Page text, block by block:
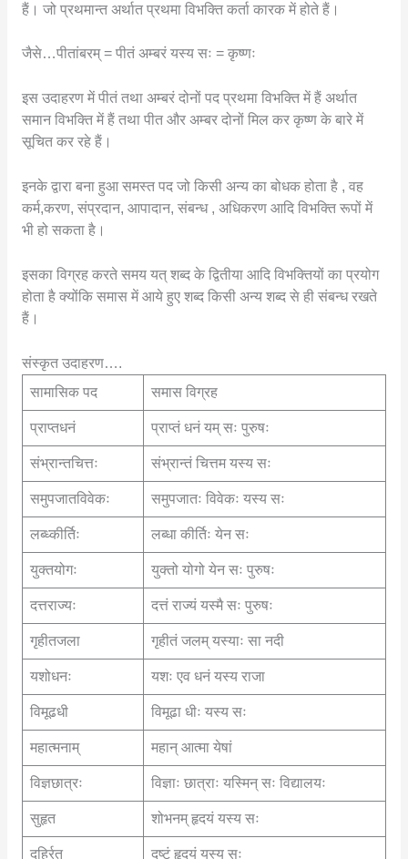
हैं। जो प्रथमान्त अर्थात प्रथमा विभक्ति कर्ता कारक में होते हैं।
जैसे…पीतांबरम् = पीतं अम्बरं यस्य सः = कृष्णः
इस उदाहरण में पीतं तथा अम्बरं दोनों पद प्रथमा विभक्ति में हैं अर्थात
समान विभक्ति में हैं तथा पीत और अम्बर दोनों मिल कर कृष्ण के बारे में
सूचित कर रहे हैं।
इनके द्वारा बना हुआ समस्त पद जो किसी अन्य का बोधक होता है , वह
कर्म,करण, संप्रदान, आपादान, संबन्ध , अधिकरण आदि विभक्ति रूपों में
भी हो सकता है।
इसका विग्रह करते समय यत् शब्द के द्वितीया आदि विभक्तियों का प्रयोग
होता है क्योंकि समास में आये हुए शब्द किसी अन्य शब्द से ही संबन्ध रखते
हैं।
संस्कृत उदाहरण….
सामासिक पद
समास विग्रह
प्राप्तधनं प्राप्तं धनं यम् सः पुरुषः
संभ्रान्तचित्तः संभ्रान्तं चित्तम यस्य सः
समुपजातविवेकः समुपजातः विवेकः यस्य सः
लब्ध्कीर्तिः लब्धा कीर्तिः येन सः
युक्तयोगः युक्तो योगो येन सः पुरुषः
दत्तराज्यः दत्तं राज्यं यस्मै सः पुरुषः
गृहीतजला गृहीतं जलम् यस्याः सा नदी
यशोधनः यशः एव धनं यस्य राजा
विमूढधी विमूढा धीः यस्य सः
महात्मनाम् महान् आत्मा येषां
विज्ञछात्रः विज्ञाः छात्राः यस्मिन् सः विद्यालयः
सुहृत शोभनम् हृदयं यस्य सः
दुर्ह्रित दुष्टं हृदयं यस्य सः